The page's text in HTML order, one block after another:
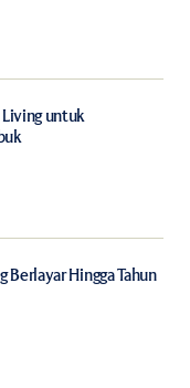
untuk
Berlayar Hingga Tahun